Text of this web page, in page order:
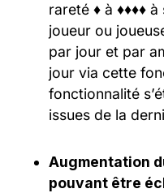
rareté ♦ à ♦♦♦♦
joueur ou
par jour et par
jour via cette
fonctionnalité
issues de la
Augmentation
pouvant être